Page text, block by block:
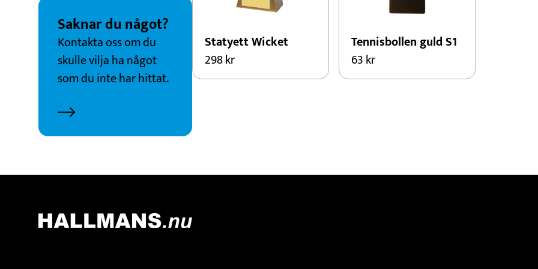
Saknar du något?
Kontakta oss om du
skulle vilja ha något
som du inte har hittat.
Statyett Wicket
298kr
Tennisbollen guld S1
63kr